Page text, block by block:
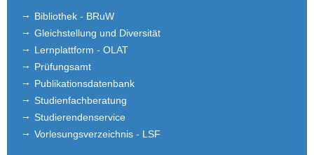
Bibliothek - BRuW
Gleichstellung und Diversität
Lernplattform - OLAT
Prüfungsamt
Publikationsdatenbank
Studienfachberatung
Studierendenservice
Vorlesungsverzeichnis - LSF